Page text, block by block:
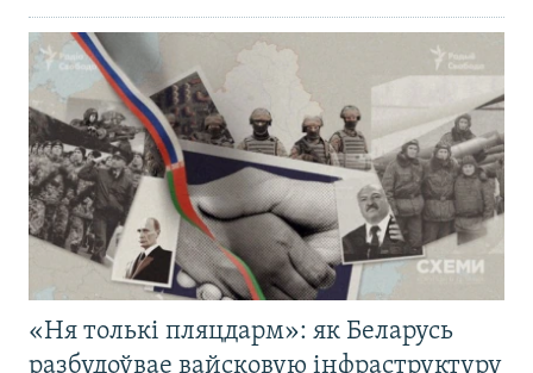
«Ня толькі пляцдарм»: як Беларусь
разбудоўвае вайсковую інфраструктуру